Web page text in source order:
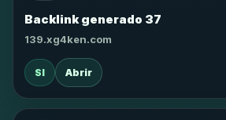
Backlink generado 37
139.xg4ken.com
SI Abrir